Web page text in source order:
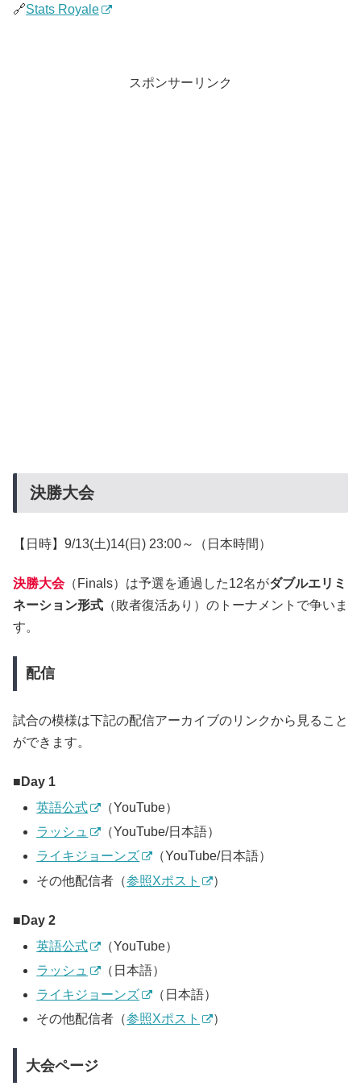
🔗Stats Royale
スポンサーリンク
決勝大会
【日時】9/13(土)14(日) 23:00～（日本時間）
決勝大会（Finals）は予選を通過した12名がダブルエリミ
ネーション形式 （敗者復活あり）のトーナメントで争いま
す。
配信
試合の模様は下記の配信アーカイブのリンクから見ること
ができます。
Day 1
英語公式
（YouTube）
ラッシュ
（YouTube/日本語）
ライキジョーンズ
（YouTube/日本語）
その他配信者（参照Xポスト ）
Day 2
英語公式
（YouTube）
ラッシュ
（日本語）
ライキジョーンズ
（日本語）
その他配信者（参照Xポスト ）
大会ページ